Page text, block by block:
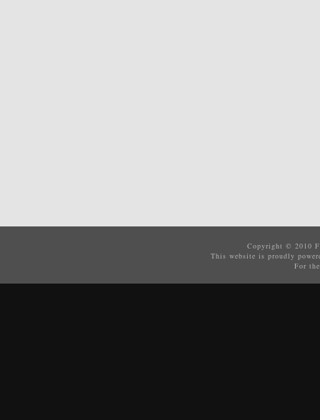
Copyright © 2010
This website is proudly
For